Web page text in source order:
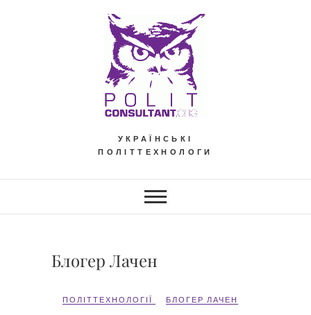
УКРАЇНСЬКІ
ПОЛІТТЕХНОЛОГИ
Блогер Лачен
ПОЛІТТЕХНОЛОГІЇ БЛОГЕР ЛАЧЕН